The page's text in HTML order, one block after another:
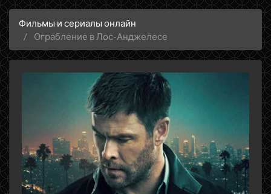
Фильмы и сериалы онлайн
Ограбление в Лос-Анджелесе